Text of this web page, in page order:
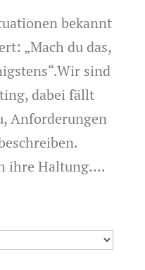
bekannt
„Mach du das,
sind
dabei fällt
Anforderungen
ihre Haltung....